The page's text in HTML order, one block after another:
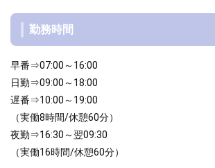
勤務時間
早番⇒07:00～16:00
日勤⇒09:00～18:00
遅番⇒10:00～19:00
（実働8時間/休憩60分）
夜勤⇒16:30～翌09:30
（実働16時間/休憩60分）